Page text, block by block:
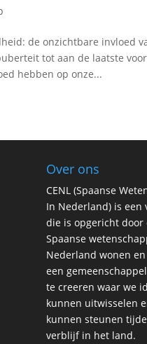
de onzichtbare invloed
tot aan de laatste
hebben op onze...
Over ons
CENL (Spaanse
In Nederland) is een
die is opgericht door
Spaanse
Nederland wonen
een
te creeren waar we
kunnen uitwisselen
kunnen steunen
verblijf in het land.